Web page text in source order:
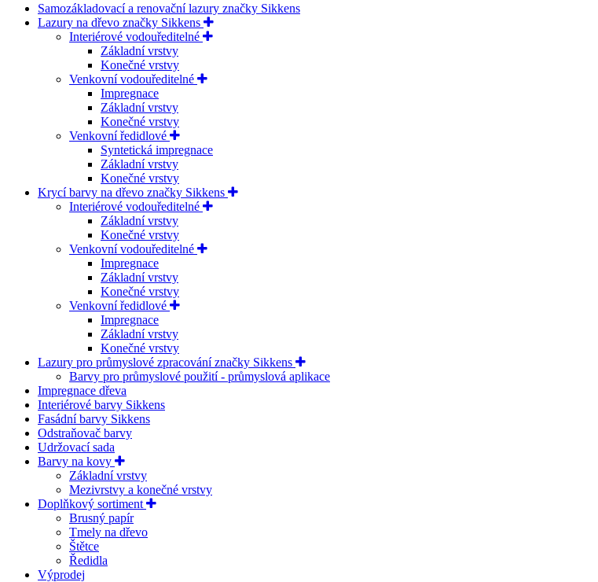
Samozákladovací a renovační lazury značky Sikkens
Lazury na dřevo značky Sikkens
Interiérové vodouředitelné
Základní vrstvy
Konečné vrstvy
Venkovní vodouředitelné
Impregnace
Základní vrstvy
Konečné vrstvy
Venkovní ředidlové
Syntetická impregnace
Základní vrstvy
Konečné vrstvy
Krycí barvy na dřevo značky Sikkens
Interiérové vodouředitelné
Základní vrstvy
Konečné vrstvy
Venkovní vodouředitelné
Impregnace
Základní vrstvy
Konečné vrstvy
Venkovní ředidlové
Impregnace
Základní vrstvy
Konečné vrstvy
Lazury pro průmyslové zpracování značky Sikkens
Barvy pro průmyslové použití - průmyslová aplikace
Impregnace dřeva
Interiérové barvy Sikkens
Fasádní barvy Sikkens
Odstraňovač barvy
Udržovací sada
Barvy na kovy
Základní vrstvy
Mezivrstvy a konečné vrstvy
Doplňkový sortiment
Brusný papír
Tmely na dřevo
Štětce
Ředidla
Výprodej